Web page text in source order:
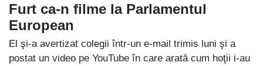
Furt ca-n filme la Parlamentul
European
El şi-a avertizat colegii într-un e-mail trimis luni şi a
postat un video pe YouTube în care arată cum hoţii i-au